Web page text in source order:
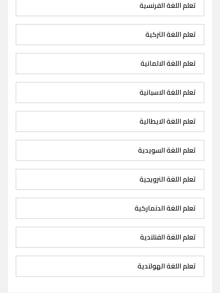
تعلم اللغة الفرنسية
تعلم اللغة التركية
تعلم اللغة الالمانية
تعلم اللغة الاسبانية
تعلم اللغة الايطالية
تعلم اللغة السويدية
تعلم اللغة النرويجية
تعلم اللغة الدنماركية
تعلم اللغة الفنلندية
تعلم اللغة الهولندية